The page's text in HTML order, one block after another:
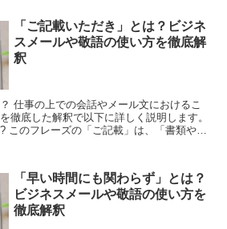
「ご記載いただき」とは？ビジネ
スメールや敬語の使い方を徹底解
釈
仕事の上での会話やメール文におけるこ
徹底した解釈で以下に詳しく説明します。
このフレーズの「ご記載」は、「書類やそ
「早い時間にも関わらず」とは？
ビジネスメールや敬語の使い方を
徹底解釈